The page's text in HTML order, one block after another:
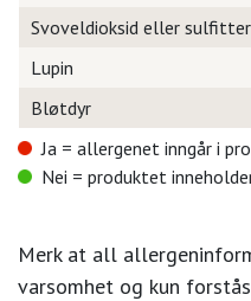
Svoveldioksid eller sulfitter
Lupin
Bløtdyr
Ja = allergenet inngår i
Nei = produktet
Merk at all
varsomhet og kun